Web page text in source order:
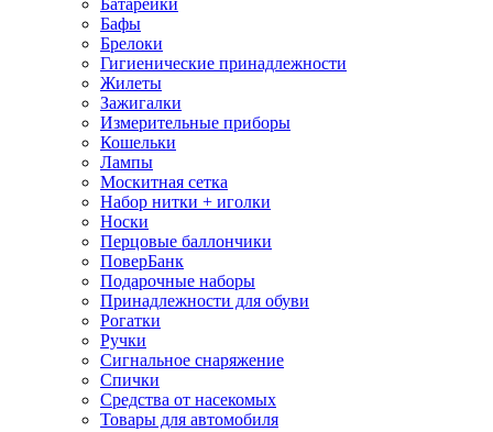
Батарейки
Бафы
Брелоки
Гигиенические принадлежности
Жилеты
Зажигалки
Измерительные приборы
Кошельки
Лампы
Москитная сетка
Набор нитки + иголки
Носки
Перцовые баллончики
ПоверБанк
Подарочные наборы
Принадлежности для обуви
Рогатки
Ручки
Сигнальное снаряжение
Спички
Средства от насекомых
Товары для автомобиля